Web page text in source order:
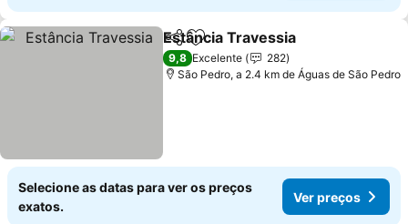
PartilharAdicionar aos favoritos
Estância Travessia
9,8 Excelente
282
São Pedro, a 2.4 km de Águas de São Pedro
Selecione as datas para ver os preços
exatos.
Ver preços